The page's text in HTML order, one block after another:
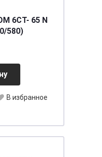
6СТ- 65 N
580)
В избранное